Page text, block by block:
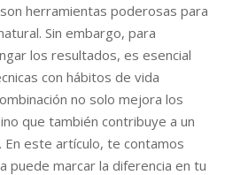
son herramientas poderosas para
Sin embargo, para
los resultados, es esencial
con hábitos de vida
no solo mejora los
que también contribuye a un
este artículo, te contamos
puede marcar la diferencia en tu